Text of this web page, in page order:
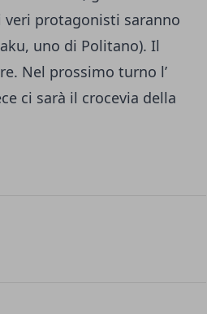
protagonisti saranno
uno di Politano). Il
Nel prossimo turno l’
ci sarà il crocevia della